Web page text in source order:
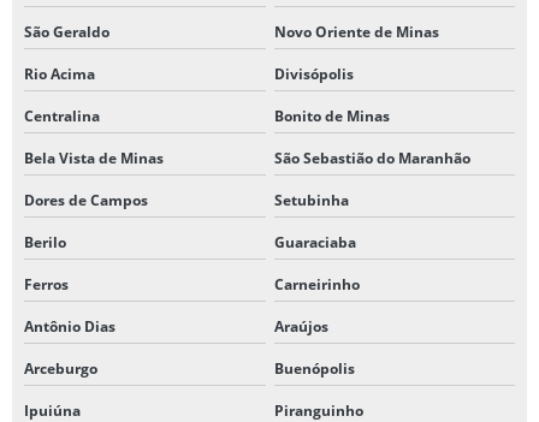
São Geraldo Novo Oriente de Minas
Rio Acima Divisópolis
Centralina Bonito de Minas
Bela Vista de Minas São Sebastião do Maranhão
Dores de Campos Setubinha
Berilo Guaraciaba
Ferros Carneirinho
Antônio Dias Araújos
Arceburgo Buenópolis
Ipuiúna Piranguinho